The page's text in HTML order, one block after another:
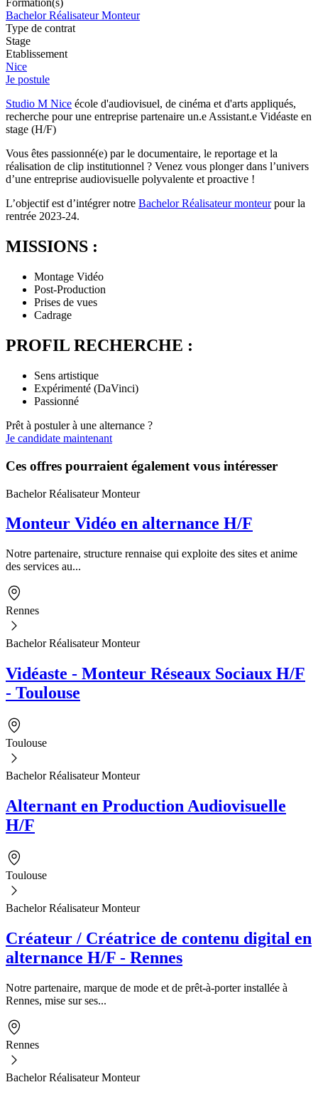
Formation(s)
Bachelor Réalisateur Monteur
Type de contrat
Stage
Etablissement
Nice
Je postule
Studio M Nice école d'audiovisuel, de cinéma et d'arts appliqués,
recherche pour une entreprise partenaire un.e Assistant.e Vidéaste en
stage (H/F)
Vous êtes passionné(e) par le documentaire, le reportage et la
réalisation de clip institutionnel ? Venez vous plonger dans l’univers
d’une entreprise audiovisuelle polyvalente et proactive !
L’objectif est d’intégrer notre Bachelor Réalisateur monteurpour la
rentrée 2023-24.
MISSIONS :
Montage Vidéo
Post-Production
Prises de vues
Cadrage
PROFIL RECHERCHE :
Sens artistique
Expérimenté (DaVinci)
Passionné
Prêt à postuler à une alternance ?
Je candidate maintenant
Ces offres pourraient également vous intéresser
Bachelor Réalisateur Monteur
Monteur Vidéo en alternance H/F
Notre partenaire, structure rennaise qui exploite des sites et anime
des services au...
Rennes
Bachelor Réalisateur Monteur
Vidéaste - Monteur Réseaux Sociaux H/F
- Toulouse
Toulouse
Bachelor Réalisateur Monteur
Alternant en Production Audiovisuelle
H/F
Toulouse
Bachelor Réalisateur Monteur
Créateur / Créatrice de contenu digital en
alternance H/F - Rennes
Notre partenaire, marque de mode et de prêt-à-porter installée à
Rennes, mise sur ses...
Rennes
Bachelor Réalisateur Monteur